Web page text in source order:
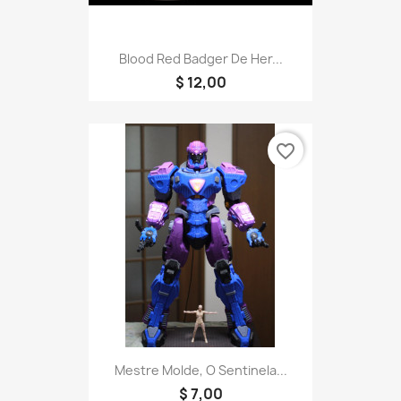
Blood Red Badger De Her...
$ 12,00
Mestre Molde, O Sentinela...
$ 7,00
favorite_border